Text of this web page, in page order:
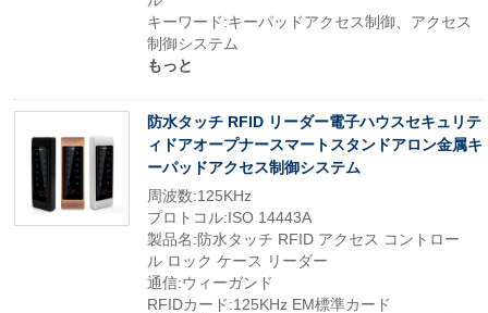
キーワード:キーパッドアクセス制御、アクセス
制御システム
もっと
防水タッチ RFID リーダー電子ハウスセキュリテ
ィドアオープナースマートスタンドアロン金属キ
ーパッドアクセス制御システム
周波数:125KHz
プロトコル:ISO 14443A
製品名:防水タッチ RFID アクセス コントロー
ル ロック ケース リーダー
通信:ウィーガンド
RFIDカード:125KHz EM標準カード